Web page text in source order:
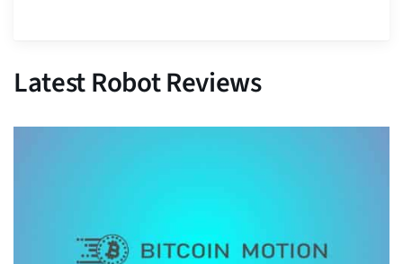
Latest Robot Reviews